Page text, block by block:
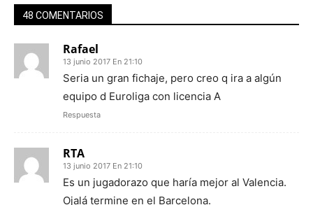
48 COMENTARIOS
Rafael
13 junio 2017 En 21:10
Seria un gran fichaje, pero creo q ira a algún
equipo d Euroliga con licencia A
Respuesta
RTA
13 junio 2017 En 21:10
Es un jugadorazo que haría mejor al Valencia.
Ojalá termine en el Barcelona.